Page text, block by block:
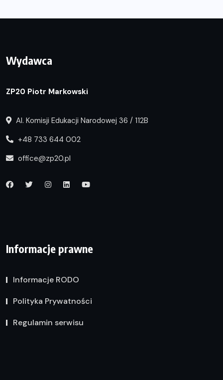
Wydawca
ZP20 Piotr Markowski
Al. Komisji Edukacji Narodowej 36 / 112B
+48 733 644 002
office@zp20.pl
Informacje prawne
Informacje RODO
Polityka Prywatności
Regulamin serwisu